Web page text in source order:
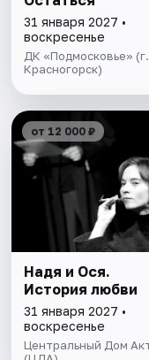
31 января 2027 •
воскресенье
ДК «Подмосковье» (г.
Красногорск)
от 12 000 ₽
Надя и Ося.
История любви
31 января 2027 •
воскресенье
Центральный Дом